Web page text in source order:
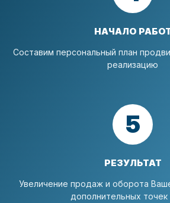
НАЧАЛО
Составим персональный план
реализацию
5
РЕЗУЛЬТАТ
Увеличение продаж и оборота
дополнительных точек